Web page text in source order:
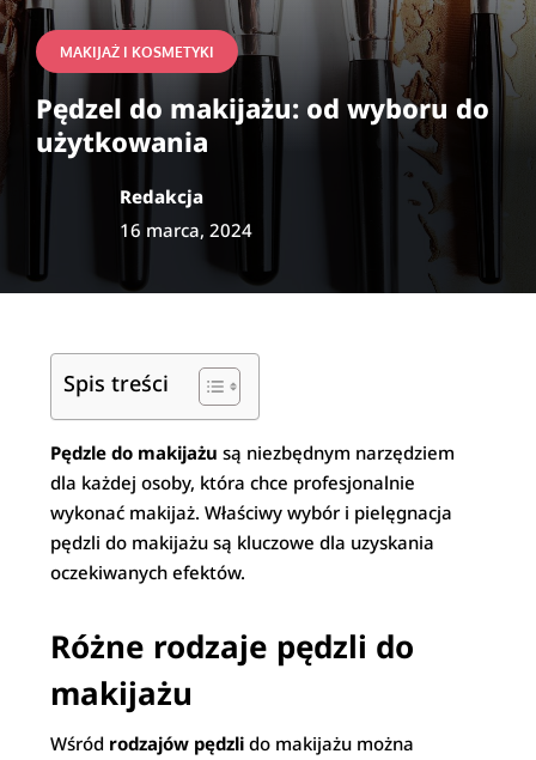
MAKIJAŻ I KOSMETYKI
Pędzel do makijażu: od wyboru do
użytkowania
Redakcja
16 marca, 2024
Spis treści
Pędzle do makijażu są niezbędnym narzędziem
dla każdej osoby, która chce profesjonalnie
wykonać makijaż. Właściwy wybór i pielęgnacja
pędzli do makijażu są kluczowe dla uzyskania
oczekiwanych efektów.
Różne rodzaje pędzli do
makijażu
Wśród rodzajów pędzli do makijażu można